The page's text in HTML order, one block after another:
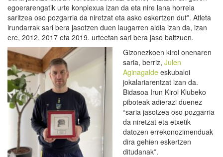
egoerarengatik urte konplexua izan da eta nire lana horrela
saritzea oso pozgarria da niretzat eta asko eskertzen dut”. Atleta
irundarrak sari bera jasotzen duen laugarren aldia izan da, izan
ere, 2012, 2017 eta 2019. urteetan sari bera jaso baitzuen.
Gizonezkoen kirol onenaren
saria, berriz, Julen
Aginagalde eskubaloi
jokalariarentzat izan da.
Bidasoa Irun Kirol Klubeko
piboteak adierazi duenez
“saria jasotzea oso pozgarria
da niretzat eta etxetik
datozen errekonozimenduak
dira gehien eskertzen
ditudanak”.